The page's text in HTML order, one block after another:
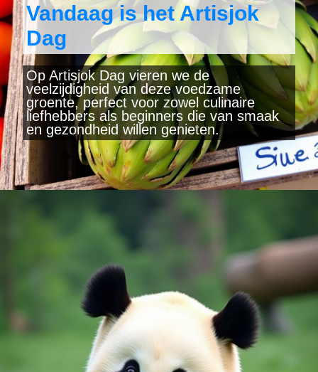
Vandaag is het Artisjok
Dag
Op Artisjok Dag vieren we de
veelzijdigheid van deze voedzame
groente, perfect voor zowel culinaire
liefhebbers als beginners die van smaak
en gezondheid willen genieten.